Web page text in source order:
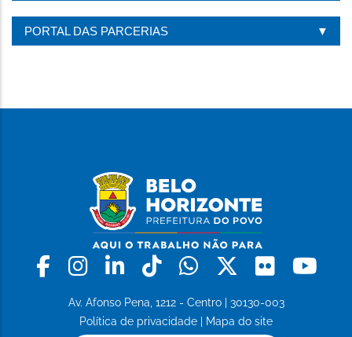
PORTAL DAS PARCERIAS
Facebook
Instagram
LinkedinTiktokWhatsapp
X Flickr
Av. Afonso Pena, 1212 - Centro | 30130-003
Política de privacidade
Mapa do site